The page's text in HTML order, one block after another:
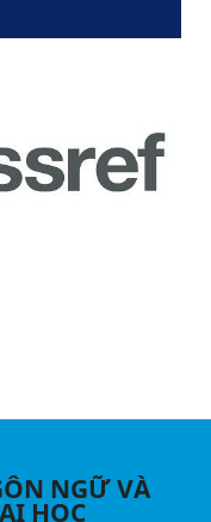
NGỮ VÀ
HỌC